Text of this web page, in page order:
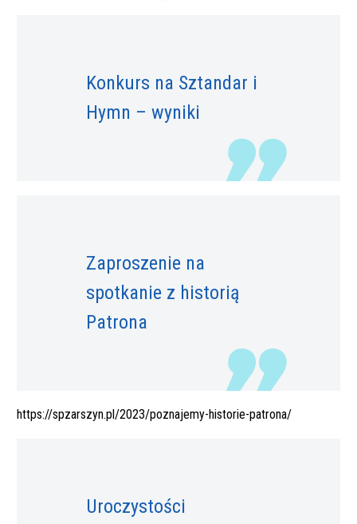
Konkurs na Sztandar i
Hymn – wyniki
Zaproszenie na
spotkanie z historią
Patrona
https://spzarszyn.pl/2023/poznajemy-historie-patrona/
Uroczystości